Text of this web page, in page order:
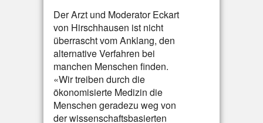
Der Arzt und Moderator Eckart
von Hirschhausen ist nicht
überrascht vom Anklang, den
alternative Verfahren bei
manchen Menschen finden.
«Wir treiben durch die
ökonomisierte Medizin die
Menschen geradezu weg von
der wissenschaftsbasierten